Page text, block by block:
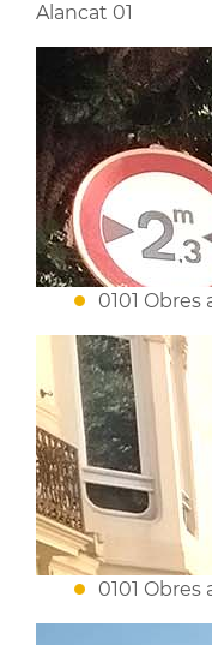
Alancat 01
0101
0101